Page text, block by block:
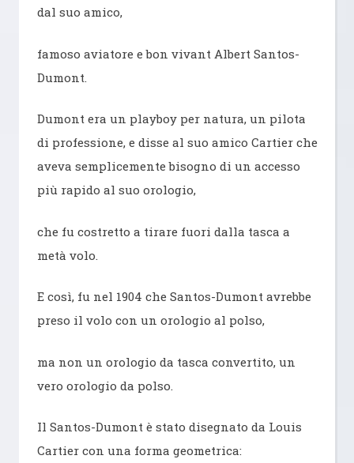
dal suo amico,
famoso aviatore e bon vivant Albert Santos-
Dumont.
Dumont era un playboy per natura, un pilota
di professione, e disse al suo amico Cartier che
aveva semplicemente bisogno di un accesso
più rapido al suo orologio,
che fu costretto a tirare fuori dalla tasca a
metà volo.
E così, fu nel 1904 che Santos-Dumont avrebbe
preso il volo con un orologio al polso,
ma non un orologio da tasca convertito, un
vero orologio da polso.
Il Santos-Dumont è stato disegnato da Louis
Cartier con una forma geometrica: